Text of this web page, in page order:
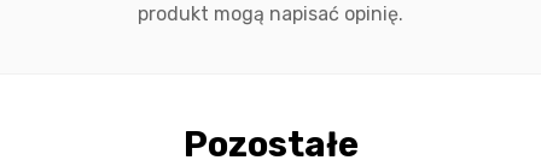
produkt mogą napisać opinię.
Pozostałe